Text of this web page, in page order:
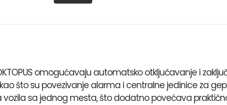
omogućavaju automatsko otključavanje i
što su povezivanje alarma i centralne jedinice za
sa jednog mesta, što dodatno povećava